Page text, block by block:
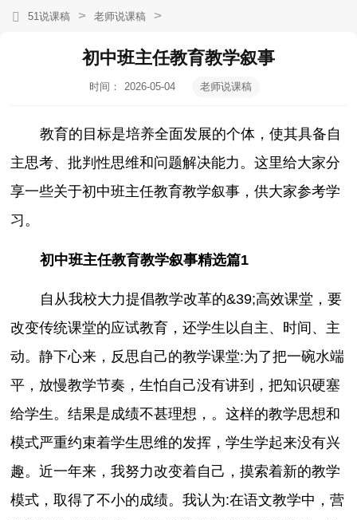
51说课稿 > 老师说课稿 >
初中班主任教育教学叙事
时间：
2026-05-04
老师说课稿
教育的目标是培养全面发展的个体，使其具备自
主思考、批判性思维和问题解决能力。这里给大家分
享一些关于初中班主任教育教学叙事，供大家参考学
习。
初中班主任教育教学叙事精选篇1
自从我校大力提倡教学改革的&39;高效课堂，要
改变传统课堂的应试教育，还学生以自主、时间、主
动。静下心来，反思自己的教学课堂:为了把一碗水端
平，放慢教学节奏，生怕自己没有讲到，把知识硬塞
给学生。结果是成绩不甚理想，。这样的教学思想和
模式严重约束着学生思维的发挥，学生学起来没有兴
趣。近一年来，我努力改变着自己，摸索着新的教学
模式，取得了不小的成绩。我认为:在语文教学中，营